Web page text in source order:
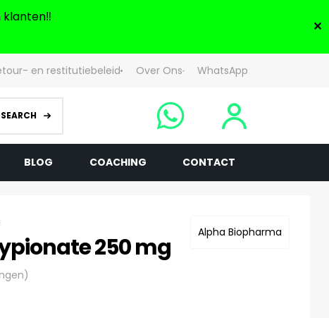
✕
en restitutiebeleid Over Ons WhatsApp
SEARCH
BLOG COACHING CONTACT
Alpha Biopharma
250 mg